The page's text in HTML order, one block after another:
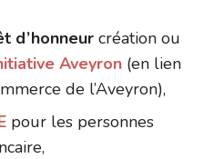
d’honneur création ou
Aveyron (en lien
de l’Aveyron),
pour les personnes